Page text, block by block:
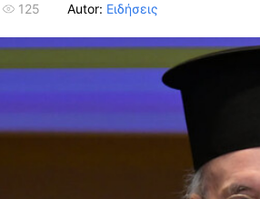
125 Autor: Ειδήσεις